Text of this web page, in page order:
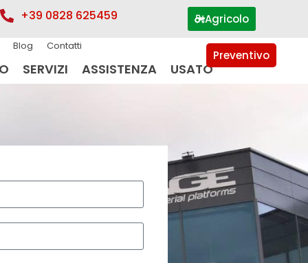
+39 0828 625459 Agricolo
Blog Contatti
SERVIZI ASSISTENZA USATO
Preventivo